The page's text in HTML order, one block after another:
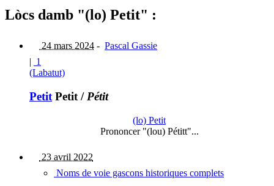
Lòcs damb "(lo) Petit" :
24 mars 2024 - Pascal Gassie
| 1
(Labatut)
Petit Petit / Pétit
(lo) Petit
Prononcer "(lou) Pétitt"...
23 avril 2022
Noms de voie gascons historiques complets